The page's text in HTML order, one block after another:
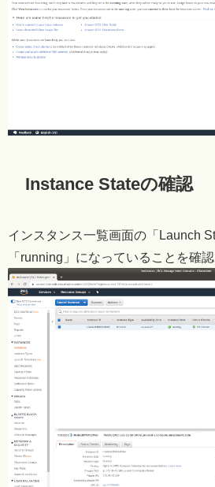
Instance Stateの確認
インスタンス一覧画面の「Launch
「running」になっていることを確認